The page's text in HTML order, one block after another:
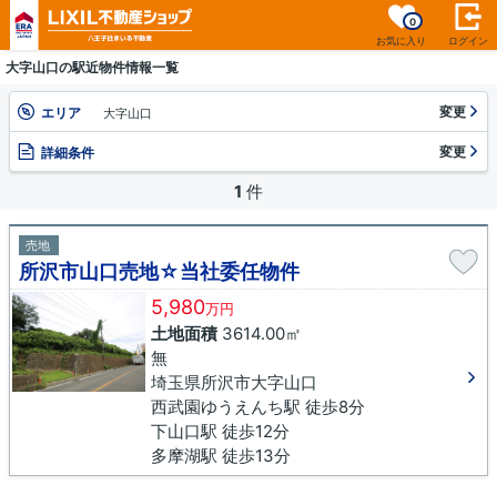
お気に入り
0
ログイン
大字山口の駅近物件情報一覧
エリア 大字山口 変更
詳細条件 変更
1 件
売地
所沢市山口売地☆当社委任物件
5,980万円
土地面積3614.00㎡
無
埼玉県所沢市大字山口
西武園ゆうえんち駅 徒歩8分
下山口駅 徒歩12分
多摩湖駅 徒歩13分